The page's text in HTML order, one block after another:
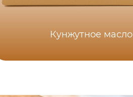
Кунжутное масло